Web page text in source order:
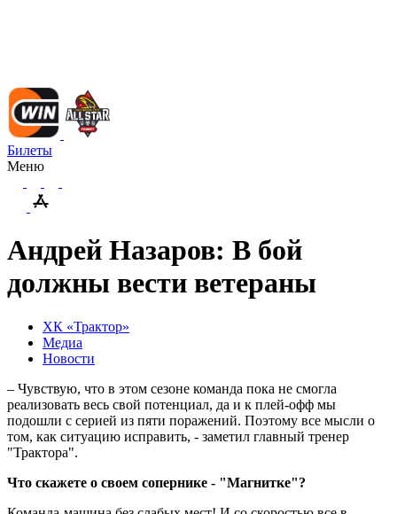
Билеты
Меню
Андрей Назаров: В бой
должны вести ветераны
ХК «Трактор»
Медиа
Новости
– Чувствую, что в этом сезоне команда пока не смогла
реализовать весь свой потенциал, да и к плей-офф мы
подошли с серией из пяти поражений. Поэтому все мысли о
том, как ситуацию исправить, - заметил главный тренер
"Трактора".
Что скажете о своем сопернике - "Магнитке"?